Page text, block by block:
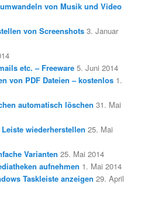
von Musik und Video
von Screenshots 3. Januar
etc. – Freeware 5. Juni 2014
von PDF Dateien – kostenlos 1.
automatisch löschen 31. Mai
wiederherstellen 25. Mai
Varianten 25. Mai 2014
aufnehmen 1. Mai 2014
Taskleiste anzeigen 29. April